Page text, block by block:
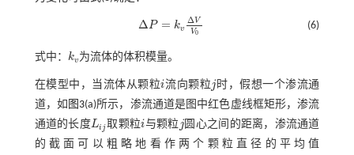
ΔP = kv
ΔV
V0
∆P=k v∆ VV0 (6)
式中： kv
kv 为流体的体积模量。
在模型中，当流体从颗粒i
i流向颗粒j
j 时，假想一个渗流通
道，如 图3(a)所示，渗流通道是图中红色虚线框矩形，渗流
通道的长度Li j
Lij 取颗粒i
i与颗粒j
j 圆心之间的距离，渗流通道
的截面可以粗略地看作两个颗粒直径的平均值